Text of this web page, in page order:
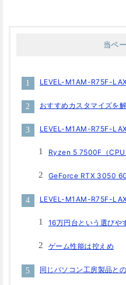
当ペ
LEVEL-M1AM-R75F-
おすすめカスタマイズを
LEVEL-M1AM-R75F-
Ryzen 5 7500F（CPU
GeForce RTX 3050
LEVEL-M1AM-R75F-
16万円台という選びや
ゲーム性能は控えめ
同じパソコン工房製品と